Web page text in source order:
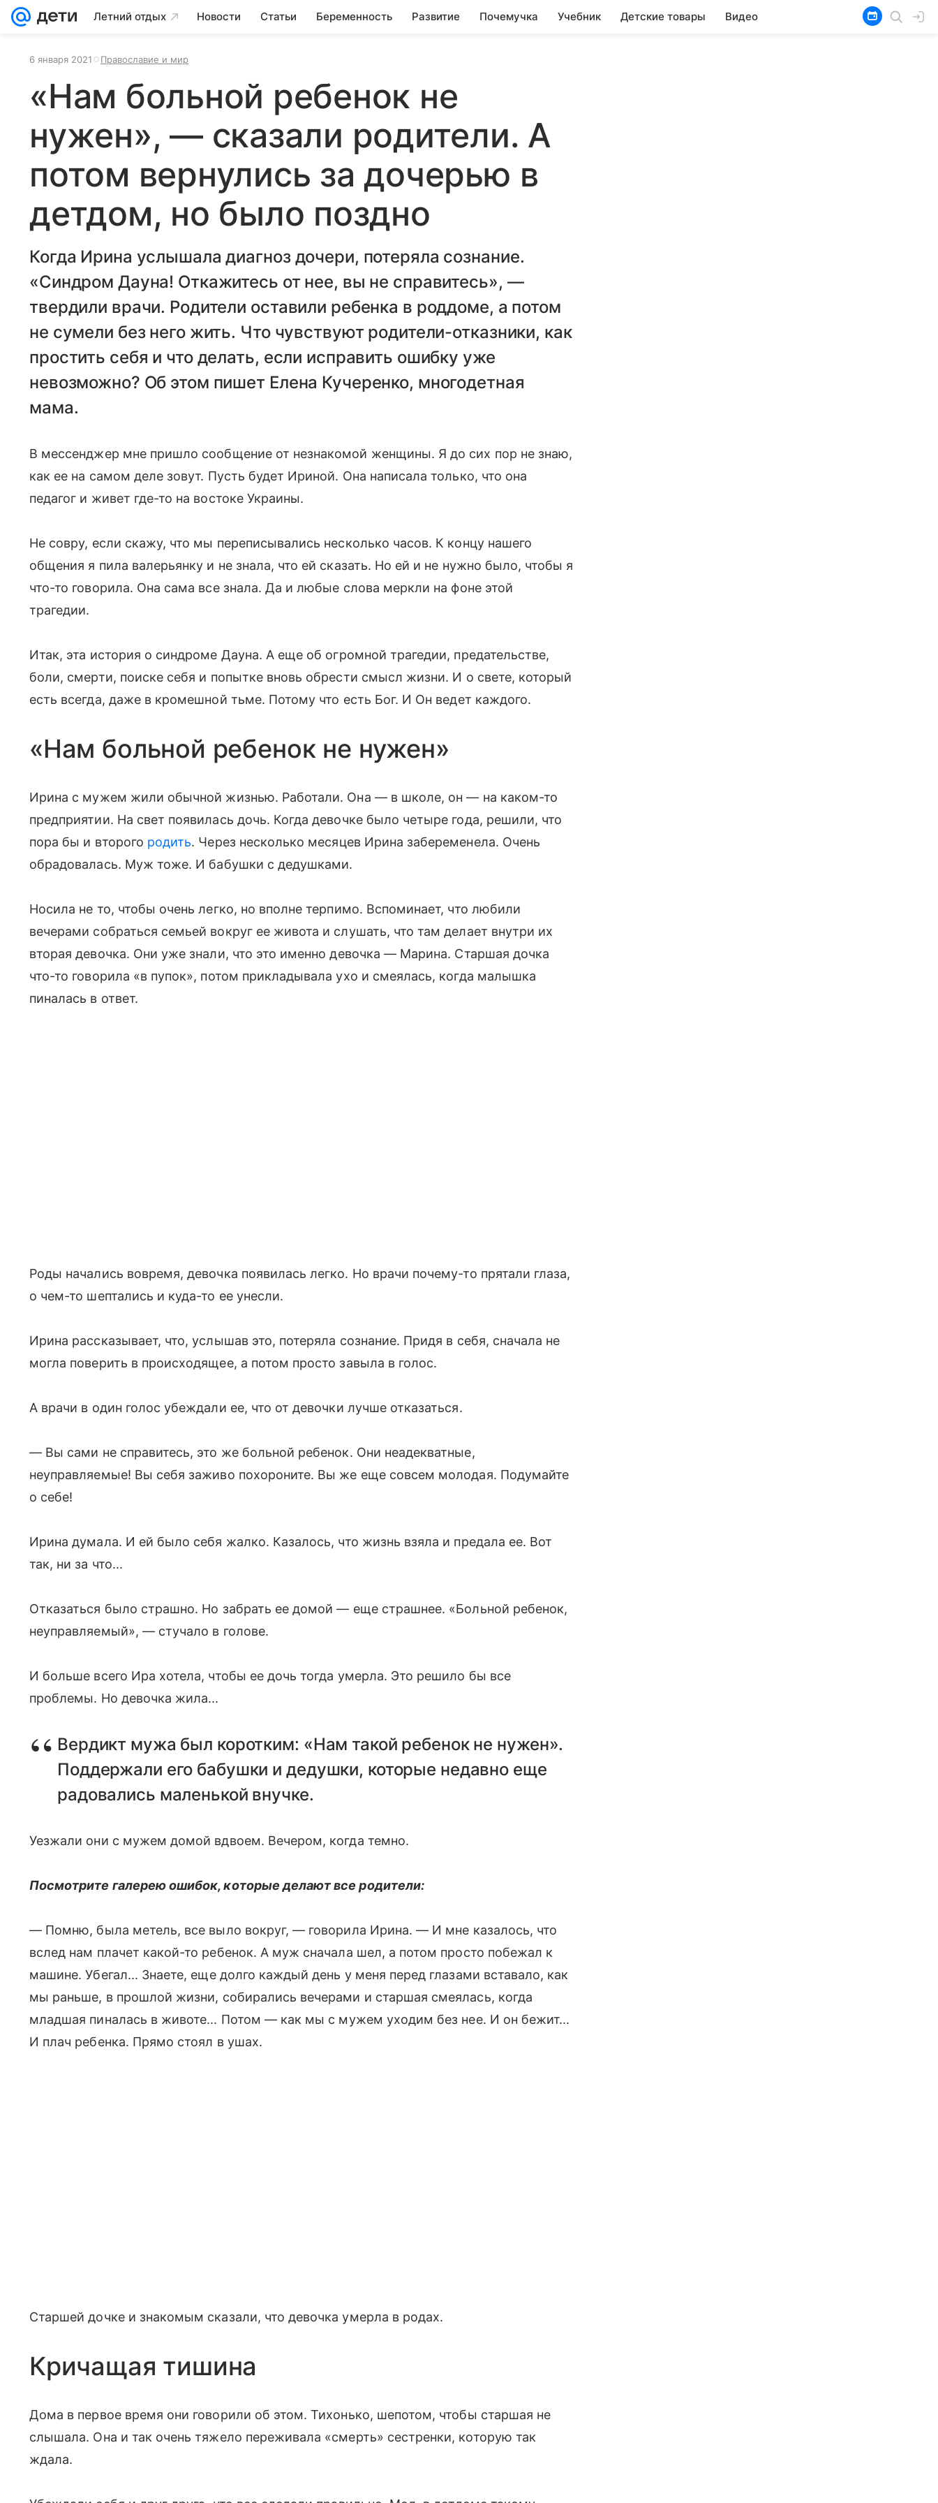
Летний отдых Новости Статьи Беременность Развитие Почемучка Учебник Детские товары Видео
6 января 2021 Православие и мир
«Нам больной ребенок не
нужен», — сказали родители. А
потом вернулись за дочерью в
детдом, но было поздно
Когда Ирина услышала диагноз дочери, потеряла сознание.
«Синдром Дауна! Откажитесь от нее, вы не справитесь», —
твердили врачи. Родители оставили ребенка в роддоме, а потом
не сумели без него жить. Что чувствуют родители-отказники, как
простить себя и что делать, если исправить ошибку уже
невозможно? Об этом пишет Елена Кучеренко, многодетная
мама.
В мессенджер мне пришло сообщение от незнакомой женщины. Я до сих пор не знаю,
как ее на самом деле зовут. Пусть будет Ириной. Она написала только, что она
педагог и живет где-то на востоке Украины.
Не совру, если скажу, что мы переписывались несколько часов. К концу нашего
общения я пила валерьянку и не знала, что ей сказать. Но ей и не нужно было, чтобы я
что-то говорила. Она сама все знала. Да и любые слова меркли на фоне этой
трагедии.
Итак, эта история о синдроме Дауна. А еще об огромной трагедии, предательстве,
боли, смерти, поиске себя и попытке вновь обрести смысл жизни. И о свете, который
есть всегда, даже в кромешной тьме. Потому что есть Бог. И Он ведет каждого.
«Нам больной ребенок не нужен»
Ирина с мужем жили обычной жизнью. Работали. Она — в школе, он — на каком-то
предприятии. На свет появилась дочь. Когда девочке было четыре года, решили, что
пора бы и второго родить. Через несколько месяцев Ирина забеременела. Очень
обрадовалась. Муж тоже. И бабушки с дедушками.
Носила не то, чтобы очень легко, но вполне терпимо. Вспоминает, что любили
вечерами собраться семьей вокруг ее живота и слушать, что там делает внутри их
вторая девочка. Они уже знали, что это именно девочка — Марина. Старшая дочка
что-то говорила «в пупок», потом прикладывала ухо и смеялась, когда малышка
пиналась в ответ.
Роды начались вовремя, девочка появилась легко. Но врачи почему-то прятали глаза,
о чем-то шептались и куда-то ее унесли.
Ирина рассказывает, что, услышав это, потеряла сознание. Придя в себя, сначала не
могла поверить в происходящее, а потом просто завыла в голос.
А врачи в один голос убеждали ее, что от девочки лучше отказаться.
— Вы сами не справитесь, это же больной ребенок. Они неадекватные,
неуправляемые! Вы себя заживо похороните. Вы же еще совсем молодая. Подумайте
о себе!
Ирина думала. И ей было себя жалко. Казалось, что жизнь взяла и предала ее. Вот
так, ни за что...
Отказаться было страшно. Но забрать ее домой — еще страшнее. «Больной ребенок,
неуправляемый», — стучало в голове.
И больше всего Ира хотела, чтобы ее дочь тогда умерла. Это решило бы все
проблемы. Но девочка жила...
Вердикт мужа был коротким: «Нам такой ребенок не нужен».
Поддержали его бабушки и дедушки, которые недавно еще
радовались маленькой внучке.
Уезжали они с мужем домой вдвоем. Вечером, когда темно.
Посмотрите галерею ошибок, которые делают все родители:
— Помню, была метель, все выло вокруг, — говорила Ирина. — И мне казалось, что
вслед нам плачет какой-то ребенок. А муж сначала шел, а потом просто побежал к
машине. Убегал... Знаете, еще долго каждый день у меня перед глазами вставало, как
мы раньше, в прошлой жизни, собирались вечерами и старшая смеялась, когда
младшая пиналась в животе... Потом — как мы с мужем уходим без нее. И он бежит...
И плач ребенка. Прямо стоял в ушах.
Старшей дочке и знакомым сказали, что девочка умерла в родах.
Кричащая тишина
Дома в первое время они говорили об этом. Тихонько, шепотом, чтобы старшая не
слышала. Она и так очень тяжело переживала «смерть» сестренки, которую так
ждала.